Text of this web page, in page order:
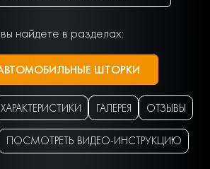
найдете в разделах:
ШТОРКИ
ХАРАКТЕРИСТИКИ ГАЛЕРЕЯ ОТЗЫВЫ
ПОСМОТРЕТЬ ВИДЕО-ИНСТРУКЦИЮ